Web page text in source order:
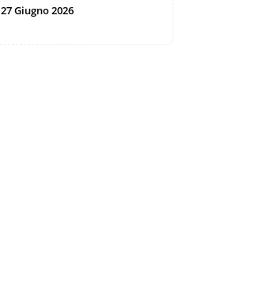
27 Giugno 2026